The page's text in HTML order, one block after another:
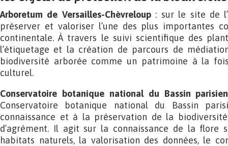
Arboretum de Versailles-Chèvreloup: sur le site de
préserver et valoriser l’une des plus importantes
continentale. À travers le suivi scientifique des
l’étiquetage et la création de parcours de
biodiversité arborée comme un patrimoine à la
culturel.
Conservatoire botanique national du Bassin parisien
Conservatoire botanique national du Bassin
connaissance et à la préservation de la
d’agrément. Il agit sur la connaissance de la flore
habitats naturels, la valorisation des données, le